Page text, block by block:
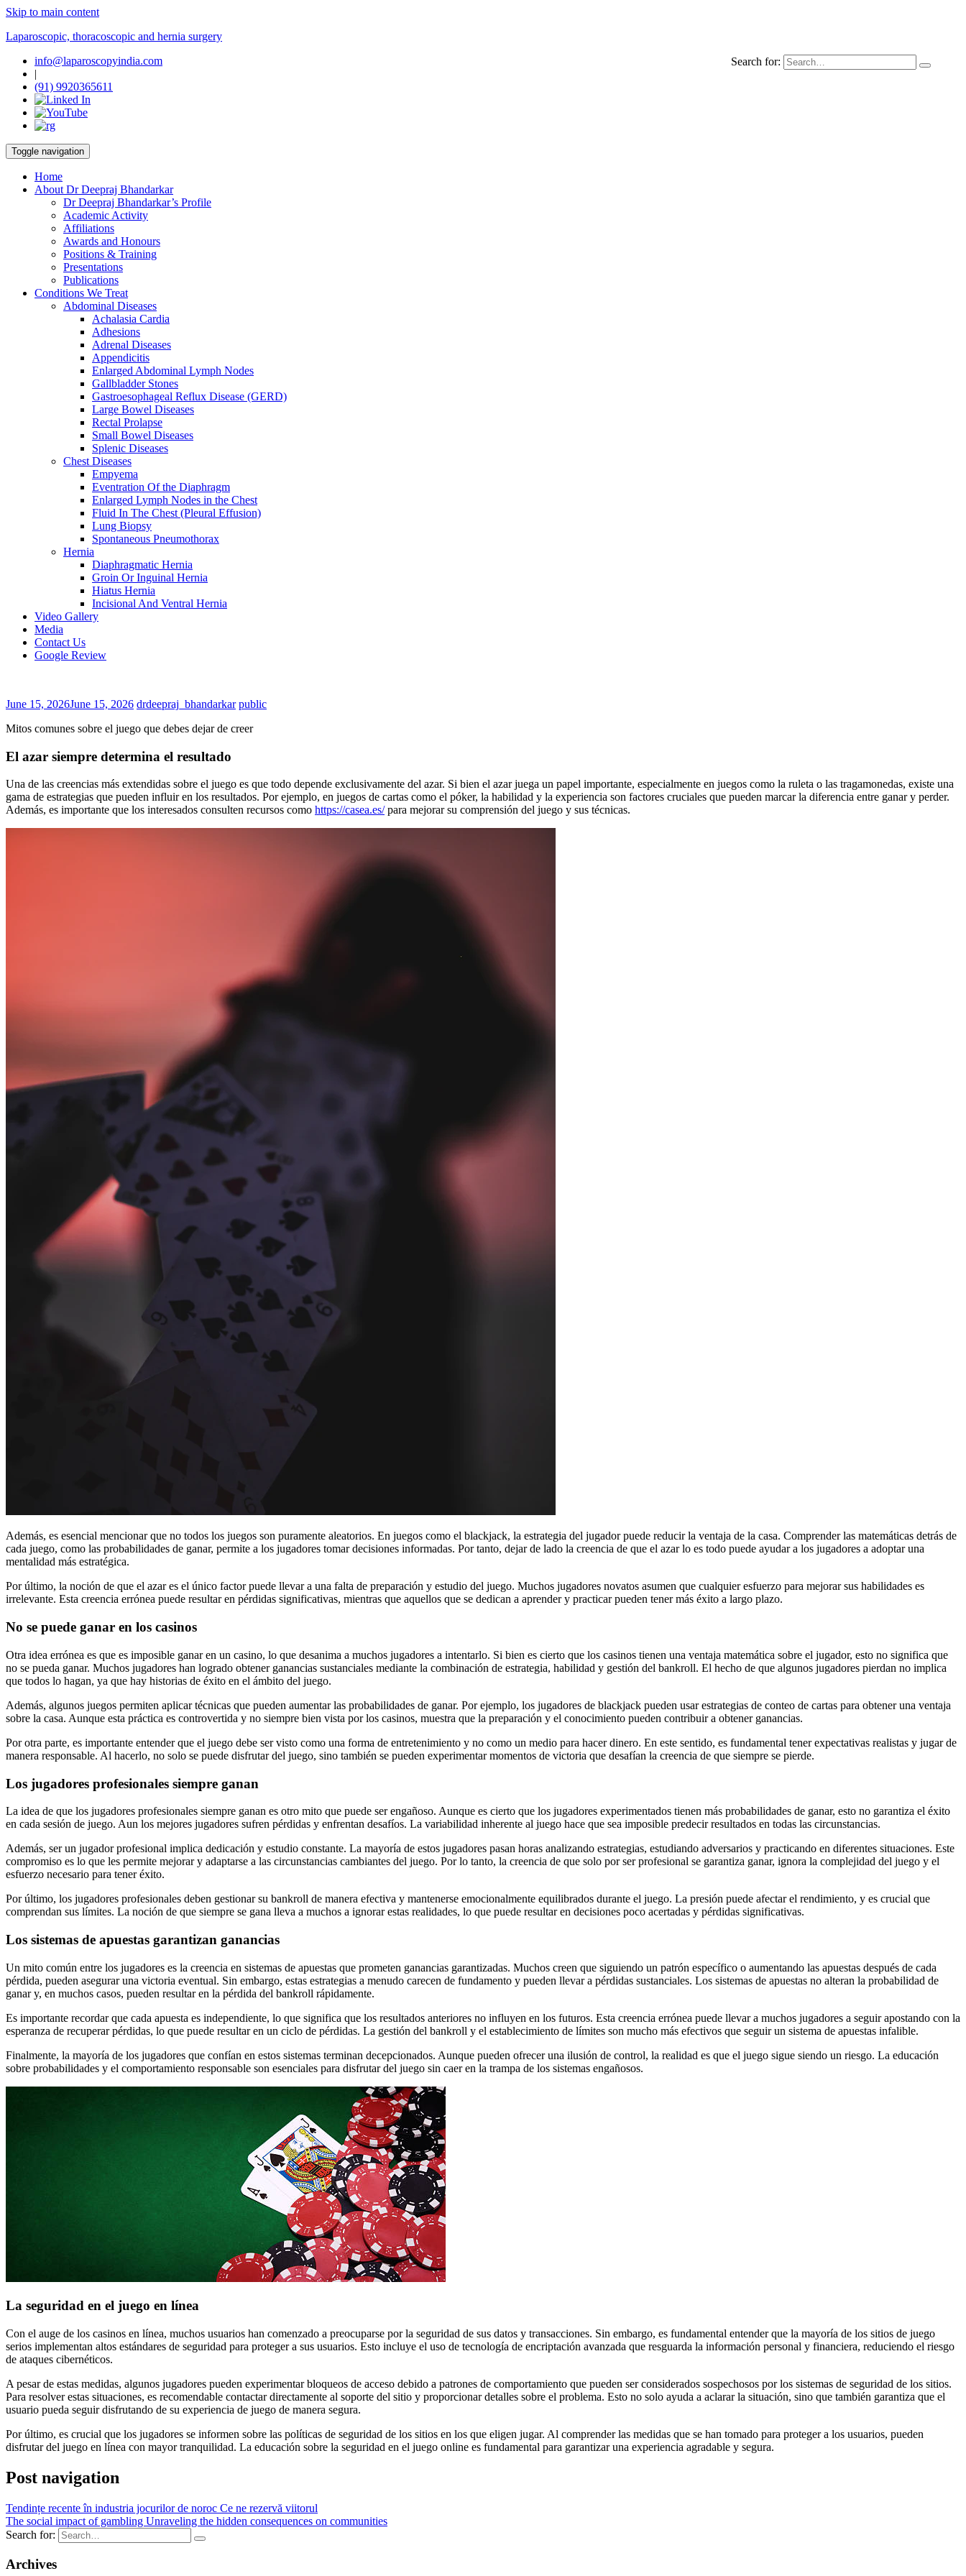
Skip to main content
Laparoscopic, thoracoscopic and hernia surgery
Search for:
info@laparoscopyindia.com
|
(91) 9920365611
Toggle navigation
Home
About Dr Deepraj Bhandarkar
Dr Deepraj Bhandarkar’s Profile
Academic Activity
Affiliations
Awards and Honours
Positions & Training
Presentations
Publications
Conditions We Treat
Abdominal Diseases
Achalasia Cardia
Adhesions
Adrenal Diseases
Appendicitis
Enlarged Abdominal Lymph Nodes
Gallbladder Stones
Gastroesophageal Reflux Disease (GERD)
Large Bowel Diseases
Rectal Prolapse
Small Bowel Diseases
Splenic Diseases
Chest Diseases
Empyema
Eventration Of the Diaphragm
Enlarged Lymph Nodes in the Chest
Fluid In The Chest (Pleural Effusion)
Lung Biopsy
Spontaneous Pneumothorax
Hernia
Diaphragmatic Hernia
Groin Or Inguinal Hernia
Hiatus Hernia
Incisional And Ventral Hernia
Video Gallery
Media
Contact Us
Google Review
June 15, 2026June 15, 2026 drdeepraj_bhandarkar public
Mitos comunes sobre el juego que debes dejar de creer
El azar siempre determina el resultado
Una de las creencias más extendidas sobre el juego es que todo depende exclusivamente del azar. Si bien el azar juega un papel importante, especialmente en juegos como la ruleta o las tragamonedas, existe una
gama de estrategias que pueden influir en los resultados. Por ejemplo, en juegos de cartas como el póker, la habilidad y la experiencia son factores cruciales que pueden marcar la diferencia entre ganar y perder.
Además, es importante que los interesados consulten recursos como https://casea.es/para mejorar su comprensión del juego y sus técnicas.
Además, es esencial mencionar que no todos los juegos son puramente aleatorios. En juegos como el blackjack, la estrategia del jugador puede reducir la ventaja de la casa. Comprender las matemáticas detrás de
cada juego, como las probabilidades de ganar, permite a los jugadores tomar decisiones informadas. Por tanto, dejar de lado la creencia de que el azar lo es todo puede ayudar a los jugadores a adoptar una
mentalidad más estratégica.
Por último, la noción de que el azar es el único factor puede llevar a una falta de preparación y estudio del juego. Muchos jugadores novatos asumen que cualquier esfuerzo para mejorar sus habilidades es
irrelevante. Esta creencia errónea puede resultar en pérdidas significativas, mientras que aquellos que se dedican a aprender y practicar pueden tener más éxito a largo plazo.
No se puede ganar en los casinos
Otra idea errónea es que es imposible ganar en un casino, lo que desanima a muchos jugadores a intentarlo. Si bien es cierto que los casinos tienen una ventaja matemática sobre el jugador, esto no significa que
no se pueda ganar. Muchos jugadores han logrado obtener ganancias sustanciales mediante la combinación de estrategia, habilidad y gestión del bankroll. El hecho de que algunos jugadores pierdan no implica
que todos lo hagan, ya que hay historias de éxito en el ámbito del juego.
Además, algunos juegos permiten aplicar técnicas que pueden aumentar las probabilidades de ganar. Por ejemplo, los jugadores de blackjack pueden usar estrategias de conteo de cartas para obtener una ventaja
sobre la casa. Aunque esta práctica es controvertida y no siempre bien vista por los casinos, muestra que la preparación y el conocimiento pueden contribuir a obtener ganancias.
Por otra parte, es importante entender que el juego debe ser visto como una forma de entretenimiento y no como un medio para hacer dinero. En este sentido, es fundamental tener expectativas realistas y jugar de
manera responsable. Al hacerlo, no solo se puede disfrutar del juego, sino también se pueden experimentar momentos de victoria que desafían la creencia de que siempre se pierde.
Los jugadores profesionales siempre ganan
La idea de que los jugadores profesionales siempre ganan es otro mito que puede ser engañoso. Aunque es cierto que los jugadores experimentados tienen más probabilidades de ganar, esto no garantiza el éxito
en cada sesión de juego. Aun los mejores jugadores sufren pérdidas y enfrentan desafíos. La variabilidad inherente al juego hace que sea imposible predecir resultados en todas las circunstancias.
Además, ser un jugador profesional implica dedicación y estudio constante. La mayoría de estos jugadores pasan horas analizando estrategias, estudiando adversarios y practicando en diferentes situaciones. Este
compromiso es lo que les permite mejorar y adaptarse a las circunstancias cambiantes del juego. Por lo tanto, la creencia de que solo por ser profesional se garantiza ganar, ignora la complejidad del juego y el
esfuerzo necesario para tener éxito.
Por último, los jugadores profesionales deben gestionar su bankroll de manera efectiva y mantenerse emocionalmente equilibrados durante el juego. La presión puede afectar el rendimiento, y es crucial que
comprendan sus límites. La noción de que siempre se gana lleva a muchos a ignorar estas realidades, lo que puede resultar en decisiones poco acertadas y pérdidas significativas.
Los sistemas de apuestas garantizan ganancias
Un mito común entre los jugadores es la creencia en sistemas de apuestas que prometen ganancias garantizadas. Muchos creen que siguiendo un patrón específico o aumentando las apuestas después de cada
pérdida, pueden asegurar una victoria eventual. Sin embargo, estas estrategias a menudo carecen de fundamento y pueden llevar a pérdidas sustanciales. Los sistemas de apuestas no alteran la probabilidad de
ganar y, en muchos casos, pueden resultar en la pérdida del bankroll rápidamente.
Es importante recordar que cada apuesta es independiente, lo que significa que los resultados anteriores no influyen en los futuros. Esta creencia errónea puede llevar a muchos jugadores a seguir apostando con la
esperanza de recuperar pérdidas, lo que puede resultar en un ciclo de pérdidas. La gestión del bankroll y el establecimiento de límites son mucho más efectivos que seguir un sistema de apuestas infalible.
Finalmente, la mayoría de los jugadores que confían en estos sistemas terminan decepcionados. Aunque pueden ofrecer una ilusión de control, la realidad es que el juego sigue siendo un riesgo. La educación
sobre probabilidades y el comportamiento responsable son esenciales para disfrutar del juego sin caer en la trampa de los sistemas engañosos.
La seguridad en el juego en línea
Con el auge de los casinos en línea, muchos usuarios han comenzado a preocuparse por la seguridad de sus datos y transacciones. Sin embargo, es fundamental entender que la mayoría de los sitios de juego
serios implementan altos estándares de seguridad para proteger a sus usuarios. Esto incluye el uso de tecnología de encriptación avanzada que resguarda la información personal y financiera, reduciendo el riesgo
de ataques cibernéticos.
A pesar de estas medidas, algunos jugadores pueden experimentar bloqueos de acceso debido a patrones de comportamiento que pueden ser considerados sospechosos por los sistemas de seguridad de los sitios.
Para resolver estas situaciones, es recomendable contactar directamente al soporte del sitio y proporcionar detalles sobre el problema. Esto no solo ayuda a aclarar la situación, sino que también garantiza que el
usuario pueda seguir disfrutando de su experiencia de juego de manera segura.
Por último, es crucial que los jugadores se informen sobre las políticas de seguridad de los sitios en los que eligen jugar. Al comprender las medidas que se han tomado para proteger a los usuarios, pueden
disfrutar del juego en línea con mayor tranquilidad. La educación sobre la seguridad en el juego online es fundamental para garantizar una experiencia agradable y segura.
Post navigation
Tendințe recente în industria jocurilor de noroc Ce ne rezervă viitorul
The social impact of gambling Unraveling the hidden consequences on communities
Search for:
Archives